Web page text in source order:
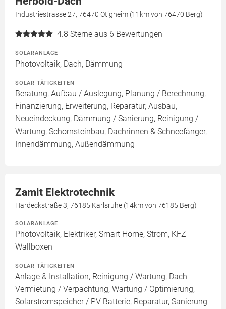
Industriestrasse 27, 76470 Ötigheim (11km von 76470 Berg)
4.8 Sterne aus 6 Bewertungen
SOLARANLAGE
Photovoltaik, Dach, Dämmung
SOLAR TÄTIGKEITEN
Beratung, Aufbau / Auslegung, Planung / Berechnung,
Finanzierung, Erweiterung, Reparatur, Ausbau,
Neueindeckung, Dämmung / Sanierung, Reinigung /
Wartung, Schornsteinbau, Dachrinnen & Schneefänger,
Innendämmung, Außendämmung
Zamit Elektrotechnik
Hardeckstraße 3, 76185 Karlsruhe (14km von 76185 Berg)
SOLARANLAGE
Photovoltaik, Elektriker, Smart Home, Strom, KFZ
Wallboxen
SOLAR TÄTIGKEITEN
Anlage & Installation, Reinigung / Wartung, Dach
Vermietung / Verpachtung, Wartung / Optimierung,
Solarstromspeicher / PV Batterie, Reparatur, Sanierung